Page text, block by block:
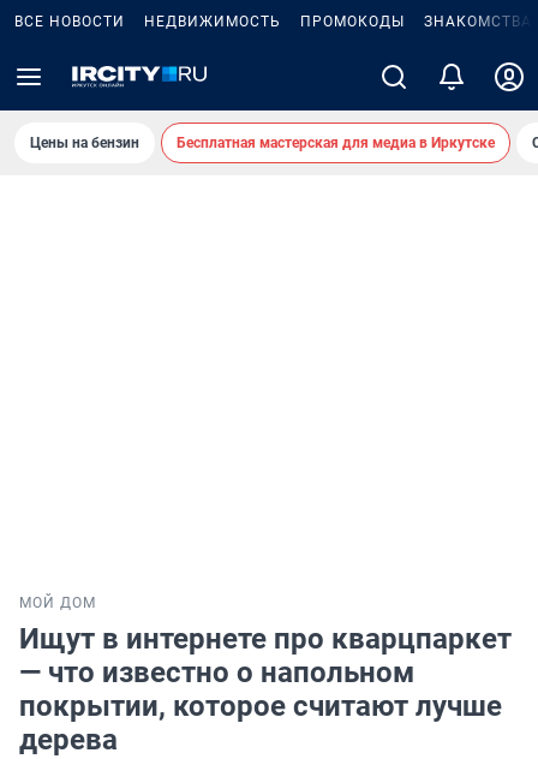
ВСЕ НОВОСТИ НЕДВИЖИМОСТЬ ПРОМОКОДЫ ЗНАКОМСТВА
Цены на бензин Бесплатная мастерская для медиа в Иркутске
МОЙ ДОМ
Ищут в интернете про кварцпаркет
— что известно о напольном
покрытии, которое считают лучше
дерева